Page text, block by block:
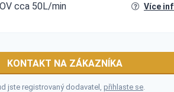
cca 50L/min Více
KONTAKT NA ZÁKAZNÍKA
jste registrovaný dodavatel, přihlaste se.